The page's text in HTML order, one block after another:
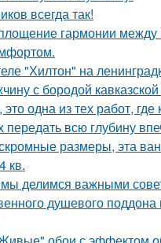
всегда так!
гармонии между
"Хилтон" на
с бородой
одна из тех работ, где
передать всю глубину
размеры, эта
кв.
делимся важными
душевого